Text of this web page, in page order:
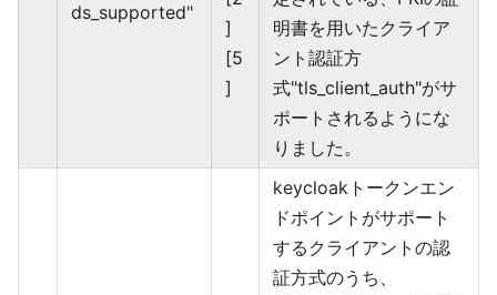
ds_supported"
]
[5
]
明書を用いたクライア
ント認証方
式"tls_client_auth"がサ
ポートされるようにな
りました。
keycloakトークンエン
ドポイントがサポート
するクライアントの認
証方式のうち、